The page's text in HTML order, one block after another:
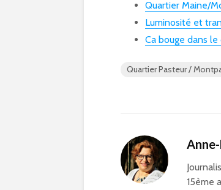
Quartier Maine/
Luminosité et
Ca bouge dans
Quartier Pasteur /
15ème